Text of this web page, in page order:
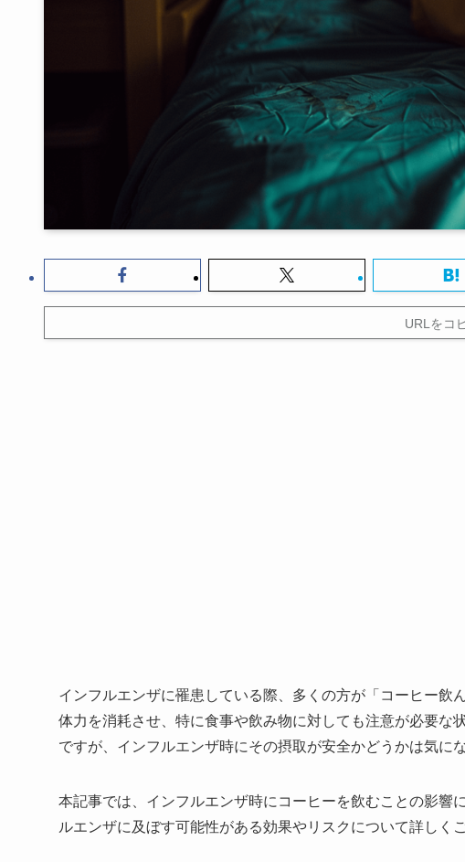
URLをコ
インフルエンザに罹患している際、多くの方が「コーヒー飲
体力を消耗させ、特に食事や飲み物に対しても注意が必要な
ですが、インフルエンザ時にその摂取が安全かどうかは気に
本記事では、インフルエンザ時にコーヒーを飲むことの影響
ルエンザに及ぼす可能性がある効果やリスクについて詳しく